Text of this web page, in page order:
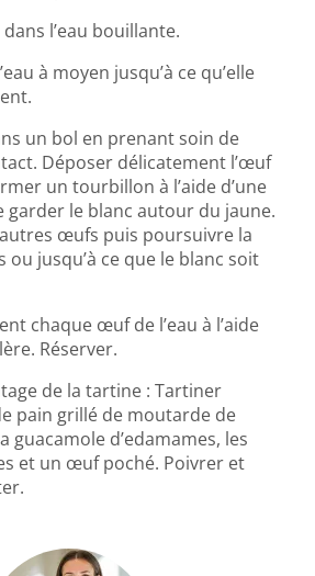
l’eau bouillante.
à moyen jusqu’à ce qu’elle
un bol en prenant soin de
Déposer délicatement l’œuf
un tourbillon à l’aide d’une
garder le blanc autour du jaune.
œufs puis poursuivre la
ou jusqu’à ce que le blanc soit
chaque œuf de l’eau à l’aide
Réserver.
de la tartine : Tartiner
pain grillé de moutarde de
guacamole d’edamames, les
et un œuf poché. Poivrer et